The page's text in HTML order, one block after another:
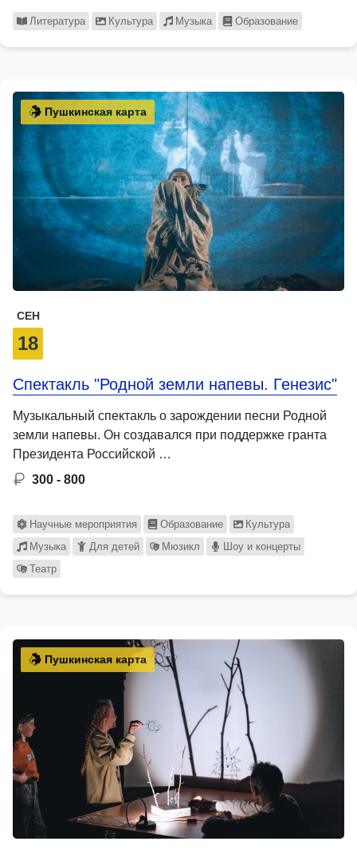
Литература Культура Музыка Образование
Пушкинская карта
СЕН
18
Спектакль "Родной земли напевы. Генезис"
Музыкальный спектакль о зарождении песни Родной
земли напевы. Он создавался при поддержке гранта
Президента Российской …
300 - 800
Научные мероприятия Образование
Культура
Музыка
Для детей Мюзикл
Шоу и концерты
Театр
Пушкинская карта